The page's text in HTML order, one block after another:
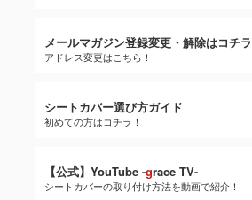
メールマガジン登録変更・解除はコチラ
アドレス変更はこちら！
シートカバー選び方ガイド
初めての方はコチラ！
【公式】YouTube -grace TV-
シートカバーの取り付け方法を動画で紹介！